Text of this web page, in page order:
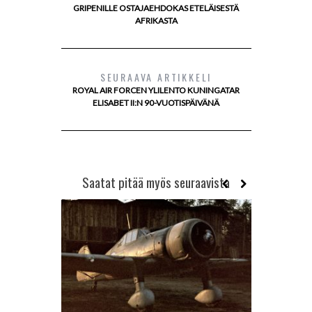
GRIPENILLE OSTAJAEHDOKAS ETELÄISESTÄ
AFRIKASTA
SEURAAVA ARTIKKELI
ROYAL AIR FORCEN YLILENTO KUNINGATAR
ELISABET II:N 90-VUOTISPÄIVÄNÄ
Saatat pitää myös seuraavista